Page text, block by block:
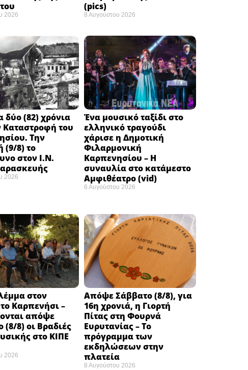
2026
(pics)
8 Αυγούστου 2026
δύο (82) χρόνια
Καταστροφή του
Την
(9/8) το
στον Ι.Ν.
2026
Ένα μουσικό ταξίδι στο
ελληνικό τραγούδι
χάρισε η Δημοτική
Φιλαρμονική
Καρπενησίου – Η
συναυλία στο κατάμεστο
Αμφιθέατρο (vid)
6 Αυγούστου 2026
στον
Καρπενήσι –
απόψε
(8/8) οι Βραδιές
στο ΚΙΠΕ
2026
Απόψε Σάββατο (8/8), για
16η χρονιά, η Γιορτή
Πίτας στη Φουρνά
Ευρυτανίας – Το
πρόγραμμα των
εκδηλώσεων στην
πλατεία
8 Αυγούστου 2026